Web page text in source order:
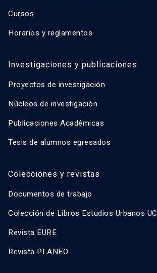
Cursos
Horarios y reglamentos
Investigaciones y publicaciones
Proyectos de investigación
Núcleos de investigación
Publicaciones Académicas
Tesis de alumnos egresados
Colecciones y revistas
Documentos de trabajo
Colección de Libros Estudios Urbanos UC
Revista EURE
Revista PLANEO